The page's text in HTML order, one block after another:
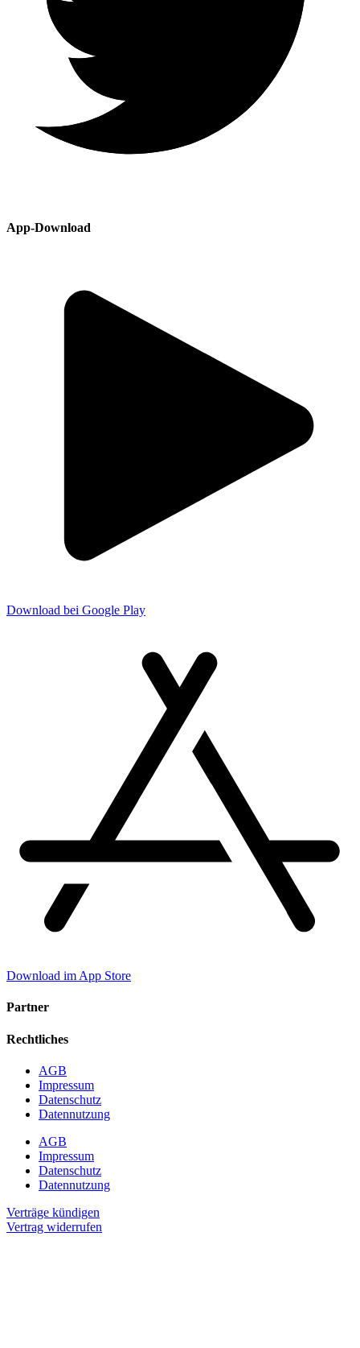
App-Download
Download bei Google Play
Download im App Store
Partner
Rechtliches
AGB
Impressum
Datenschutz
Datennutzung
AGB
Impressum
Datenschutz
Datennutzung
Verträge kündigen
Vertrag widerrufen